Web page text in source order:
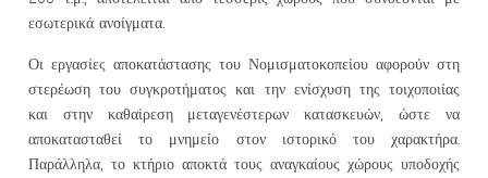
εσωτερικά ανοίγματα.
Οι εργασίες αποκατάστασης του Νομισματοκοπείου αφορούν στη
στερέωση του συγκροτήματος και την ενίσχυση της τοιχοποιίας
και στην καθαίρεση μεταγενέστερων κατασκευών, ώστε να
αποκατασταθεί το μνημείο στον ιστορικό του χαρακτήρα.
Παράλληλα, το κτήριο αποκτά τους αναγκαίους χώρους υποδοχής